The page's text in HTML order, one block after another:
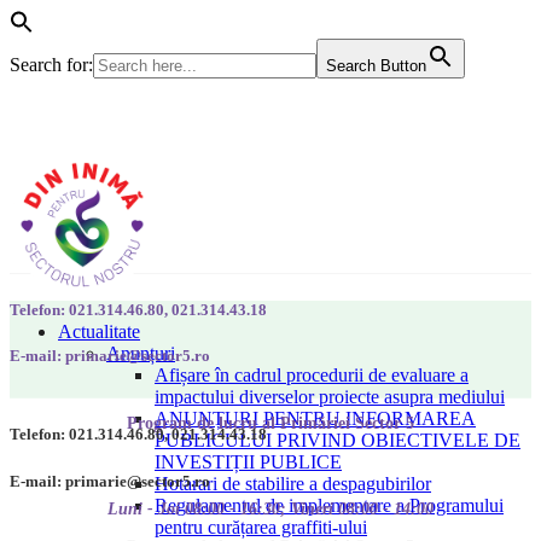
Search for: Search Button
Actualitate
Anunțuri
Afișare în cadrul procedurii de evaluare a
impactului diverselor proiecte asupra mediului
ANUNȚURI PENTRU INFORMAREA
PUBLICULUI PRIVIND OBIECTIVELE DE
INVESTIȚII PUBLICE
Hotarari de stabilire a despagubirilor
Regulamentul de implementare a Programului
pentru curățarea graffiti-ului
Telefon: 021.314.46.80, 021.314.43.18
E-mail: primarie@sector5.ro
Program de lucru al Primăriei Sector 5
Luni - Joi 08:00 - 16:30; Vineri 08:00 - 14:00
Telefon: 021.314.46.80, 021.314.43.18
E-mail: primarie@sector5.ro